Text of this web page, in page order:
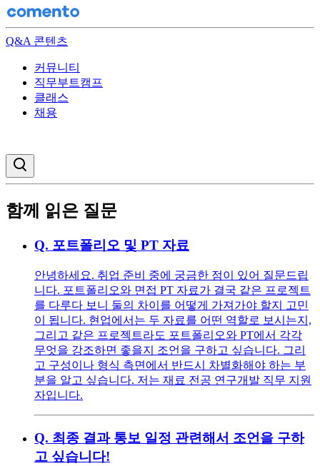
Q&A 콘텐츠
커뮤니티
직무부트캠프
클래스
채용
함께 읽은 질문
Q. 포트폴리오 및 PT 자료
안녕하세요. 취업 준비 중에 궁금한 점이 있어 질문드립
니다. 포트폴리오와 면접 PT 자료가 결국 같은 프로젝트
를 다루다 보니 둘의 차이를 어떻게 가져가야 할지 고민
이 됩니다. 현업에서는 두 자료를 어떤 역할로 보시는지,
그리고 같은 프로젝트라도 포트폴리오와 PT에서 각각
무엇을 강조하면 좋을지 조언을 구하고 싶습니다. 그리
고 구성이나 형식 측면에서 반드시 차별화해야 하는 부
분을 알고 싶습니다. 저는 재료 전공 연구개발 직무 지원
자입니다.
Q. 최종 결과 통보 일정 관련해서 조언을 구하
고 싶습니다!